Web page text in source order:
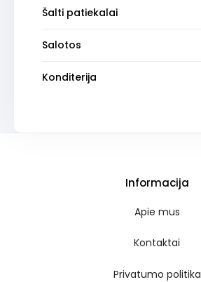
Šalti patiekalai
Salotos
Konditerija
Informacija
Apie mus
Kontaktai
Privatumo politika